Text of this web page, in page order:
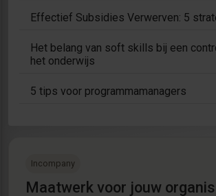
Effectief Subsidies Verwerven: 5
Het belang van soft skills bij een
het onderwijs
5 tips voor programmamanagers
Incompany
Maatwerk voor jouw